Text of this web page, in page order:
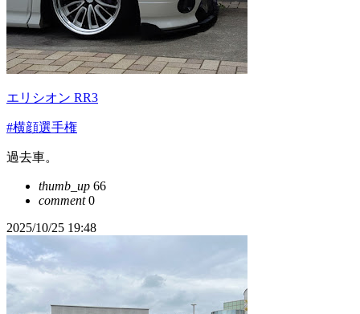
エリシオン RR3
#横顔選手権
過去車。
thumb_up 66
comment0
2025/10/25 19:48